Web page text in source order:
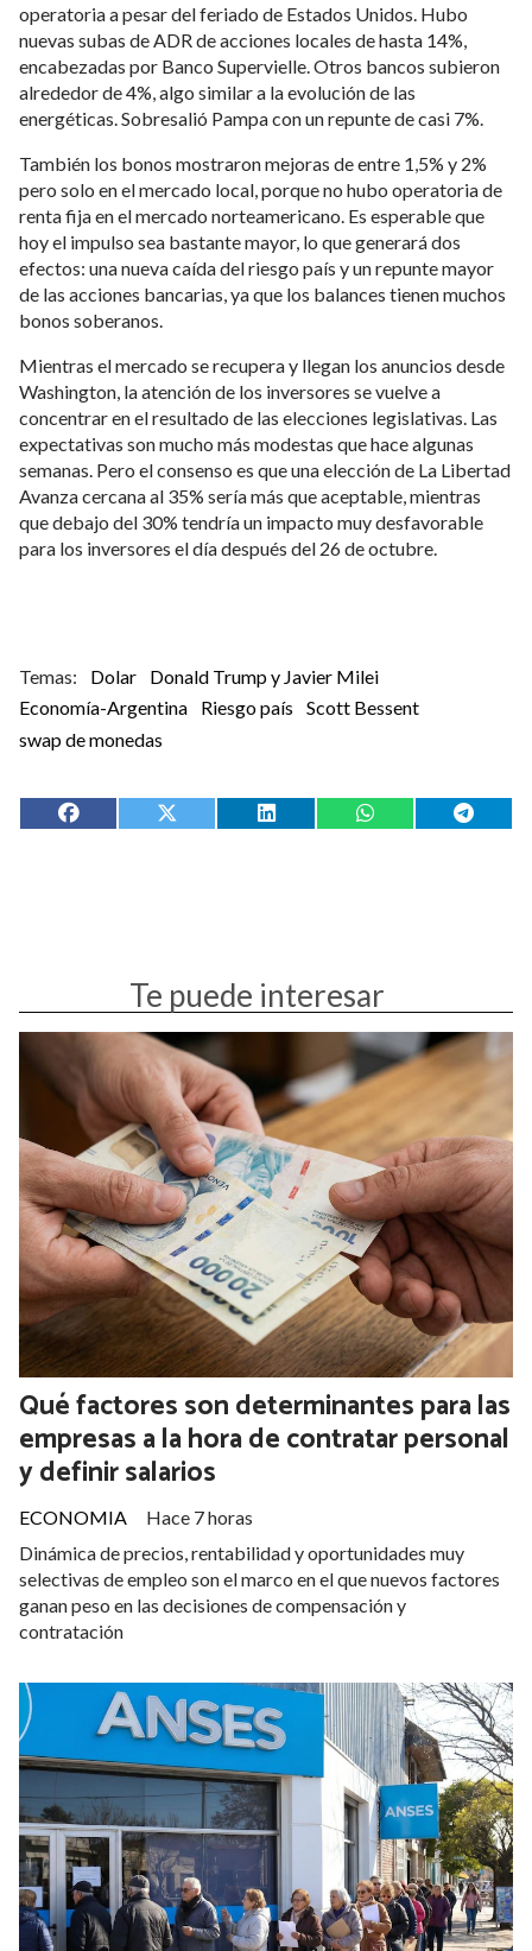
operatoria a pesar del feriado de Estados Unidos. Hubo
nuevas subas de ADR de acciones locales de hasta 14%,
encabezadas por Banco Supervielle. Otros bancos subieron
alrededor de 4%, algo similar a la evolución de las
energéticas. Sobresalió Pampa con un repunte de casi 7%.
También los bonos mostraron mejoras de entre 1,5% y 2%
pero solo en el mercado local, porque no hubo operatoria de
renta fija en el mercado norteamericano. Es esperable que
hoy el impulso sea bastante mayor, lo que generará dos
efectos: una nueva caída del riesgo país y un repunte mayor
de las acciones bancarias, ya que los balances tienen muchos
bonos soberanos.
Mientras el mercado se recupera y llegan los anuncios desde
Washington, la atención de los inversores se vuelve a
concentrar en el resultado de las elecciones legislativas. Las
expectativas son mucho más modestas que hace algunas
semanas. Pero el consenso es que una elección de La Libertad
Avanza cercana al 35% sería más que aceptable, mientras
que debajo del 30% tendría un impacto muy desfavorable
para los inversores el día después del 26 de octubre.
Dolar
Donald Trump y Javier Milei
Economía-Argentina
Riesgo país
Scott Bessent
swap de monedas
Te puede interesar
Qué factores son determinantes para las
empresas a la hora de contratar personal
y definir salarios
ECONOMIA
Hace 7 horas
Dinámica de precios, rentabilidad y oportunidades muy
selectivas de empleo son el marco en el que nuevos factores
ganan peso en las decisiones de compensación y
contratación